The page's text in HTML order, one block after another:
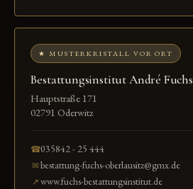
★ MUSTERKRISTALL VOR ORT
Bestattungsinstitut André Fuchs
Hauptstraße 171
02791 Oderwitz
☎035842 - 25 444
✉bestattung-fuchs-oberlausitz@gmx.de
↗www.fuchs-bestattungsinstitut.de